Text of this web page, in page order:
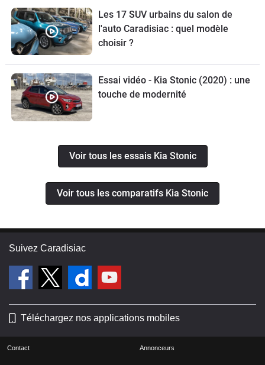
Les 17 SUV urbains du salon de
l'auto Caradisiac : quel modèle
choisir ?
Essai vidéo - Kia Stonic (2020) : une
touche de modernité
Voir tous les essais Kia Stonic
Voir tous les comparatifs Kia Stonic
Suivez Caradisiac
Téléchargez nos applications mobiles
Contact Annonceurs